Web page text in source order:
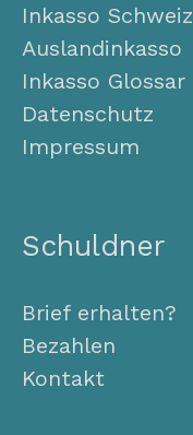
Inkasso Schweiz
Auslandinkasso
Inkasso Glossar
Datenschutz
Impressum
Schuldner
Brief erhalten?
Bezahlen
Kontakt